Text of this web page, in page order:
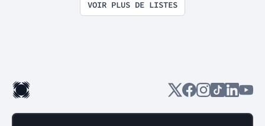
VOIR PLUS DE LISTES